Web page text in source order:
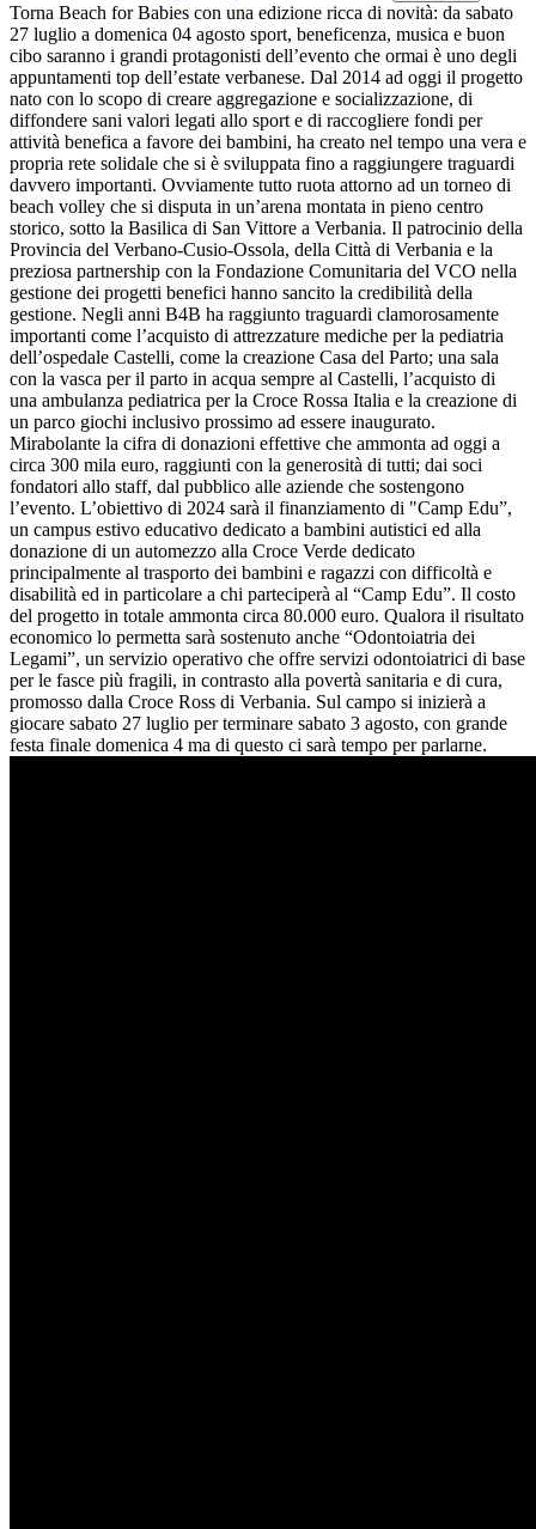
Torna Beach for Babies con una edizione ricca di novità: da sabato
27 luglio a domenica 04 agosto sport, beneficenza, musica e buon
cibo saranno i grandi protagonisti dell’evento che ormai è uno degli
appuntamenti top dell’estate verbanese. Dal 2014 ad oggi il progetto
nato con lo scopo di creare aggregazione e socializzazione, di
diffondere sani valori legati allo sport e di raccogliere fondi per
attività benefica a favore dei bambini, ha creato nel tempo una vera e
propria rete solidale che si è sviluppata fino a raggiungere traguardi
davvero importanti. Ovviamente tutto ruota attorno ad un torneo di
beach volley che si disputa in un’arena montata in pieno centro
storico, sotto la Basilica di San Vittore a Verbania. Il patrocinio della
Provincia del Verbano-Cusio-Ossola, della Città di Verbania e la
preziosa partnership con la Fondazione Comunitaria del VCO nella
gestione dei progetti benefici hanno sancito la credibilità della
gestione. Negli anni B4B ha raggiunto traguardi clamorosamente
importanti come l’acquisto di attrezzature mediche per la pediatria
dell’ospedale Castelli, come la creazione Casa del Parto; una sala
con la vasca per il parto in acqua sempre al Castelli, l’acquisto di
una ambulanza pediatrica per la Croce Rossa Italia e la creazione di
un parco giochi inclusivo prossimo ad essere inaugurato.
Mirabolante la cifra di donazioni effettive che ammonta ad oggi a
circa 300 mila euro, raggiunti con la generosità di tutti; dai soci
fondatori allo staff, dal pubblico alle aziende che sostengono
l’evento. L’obiettivo di 2024 sarà il finanziamento di "Camp Edu”,
un campus estivo educativo dedicato a bambini autistici ed alla
donazione di un automezzo alla Croce Verde dedicato
principalmente al trasporto dei bambini e ragazzi con difficoltà e
disabilità ed in particolare a chi parteciperà al “Camp Edu”. Il costo
del progetto in totale ammonta circa 80.000 euro. Qualora il risultato
economico lo permetta sarà sostenuto anche “Odontoiatria dei
Legami”, un servizio operativo che offre servizi odontoiatrici di base
per le fasce più fragili, in contrasto alla povertà sanitaria e di cura,
promosso dalla Croce Ross di Verbania. Sul campo si inizierà a
giocare sabato 27 luglio per terminare sabato 3 agosto, con grande
festa finale domenica 4 ma di questo ci sarà tempo per parlarne.